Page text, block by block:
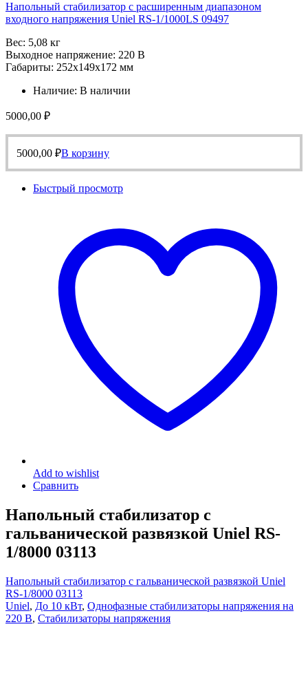
Напольный стабилизатор с расширенным диапазоном
входного напряжения Uniel RS-1/1000LS 09497
Вес: 5,08 кг
Выходное напряжение: 220 В
Габариты: 252х149х172 мм
Наличие: В наличии
5000,00 ₽
5000,00 ₽В корзину
Быстрый просмотр
Add to wishlist
Сравнить
Напольный стабилизатор с
гальванической развязкой Uniel RS-
1/8000 03113
Напольный стабилизатор с гальванической развязкой Uniel
RS-1/8000 03113
Uniel, До 10 кВт, Однофазные стабилизаторы напряжения на
220 В, Стабилизаторы напряжения